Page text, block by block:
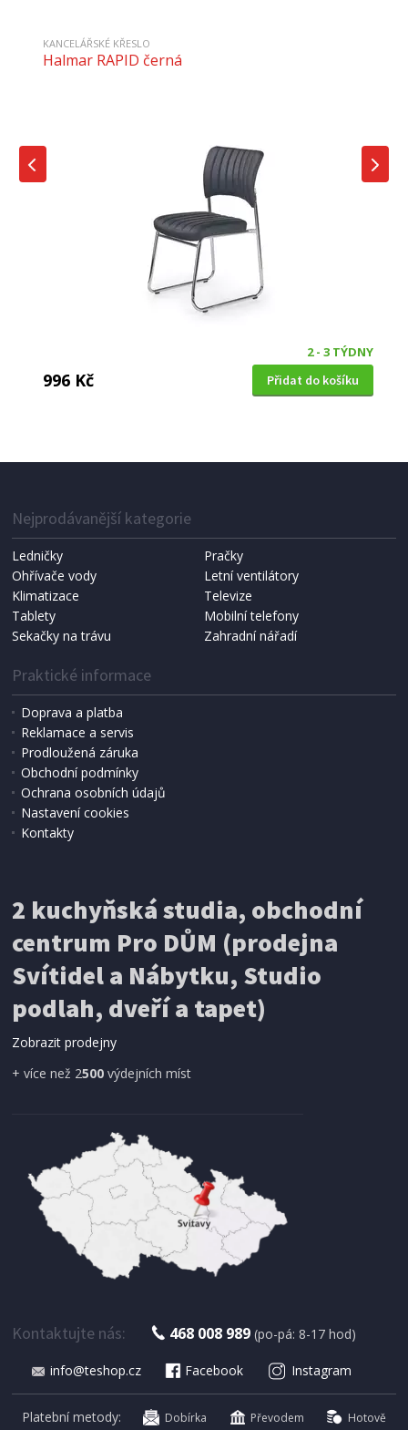
KANCELÁŘSKÉ KŘESLO
Halmar RAPID černá
2 - 3 TÝDNY
996 Kč Přidat do košíku
Halmar BINGO černá
853 Kč
MESH, výškově nastavitelná, kovový
chromovaný kříž (KA-L103 BK)
891 Kč Přidat do košíku
Nejprodávanější kategorie
Ledničky
Pračky
Ohřívače vody
Letní ventilátory
Klimatizace
Televize
Tablety
Mobilní telefony
Sekačky na trávu
Zahradní nářadí
Praktické informace
Doprava a platba
Reklamace a servis
Prodloužená záruka
Obchodní podmínky
Ochrana osobních údajů
Nastavení cookies
Kontakty
2 kuchyňská studia, obchodní
centrum Pro DŮM (prodejna
Svítidel a Nábytku, Studio
podlah, dveří a tapet)
Zobrazit prodejny
+ více než 2500 výdejních míst
Kontaktujte nás: 468 008 989 (po-pá: 8-17 hod)
info@teshop.cz Facebook Instagram
Platební metody: Dobírka Převodem
Hotově